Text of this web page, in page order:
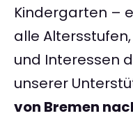
Kindergarten –
alle
und Interessen
unserer
von Bremen